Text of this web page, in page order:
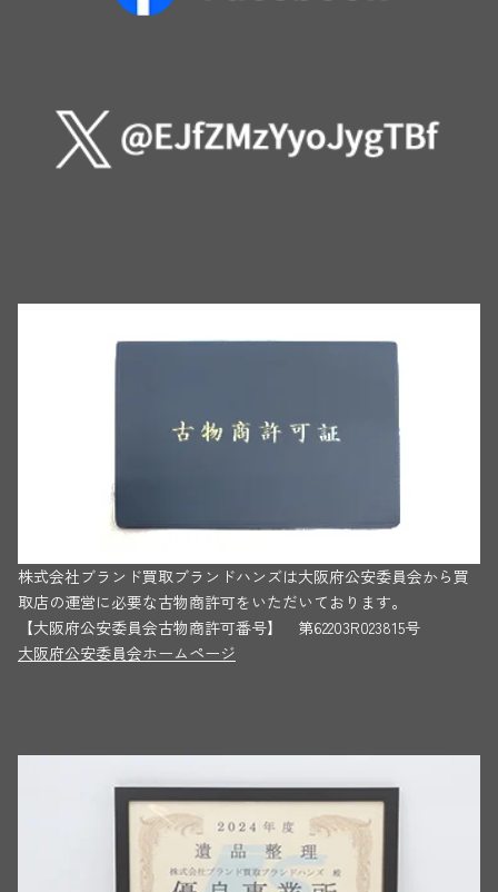
株式会社ブランド買取ブランドハンズは大阪府公安委員会から買
取店の運営に必要な古物商許可をいただいております。
【大阪府公安委員会古物商許可番号】 第62203R023815号
大阪府公安委員会ホームページ